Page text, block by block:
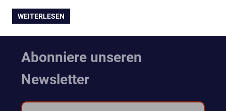
WEITERLESEN
Abonniere unseren
Newsletter